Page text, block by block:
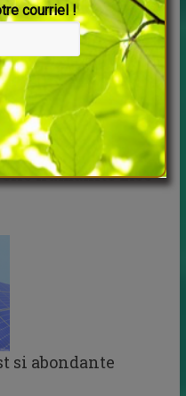
humanité Lise
si abondante
courriel !